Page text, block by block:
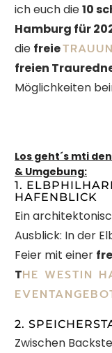
ich euch die10
Hamburg für
die freie
freien
Möglichkeiten
Los geht´s mti
& Umgebung:
1.
HAFENBLICK
Ein
Ausblick: In der
Feier mit einer
THE WESTIN
2.
Zwischen